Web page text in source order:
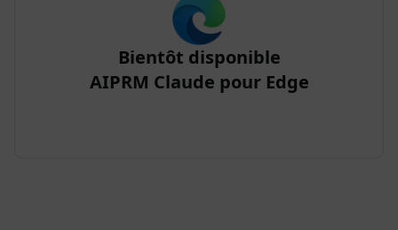
Bientôt disponible
AIPRM Claude pour Edge